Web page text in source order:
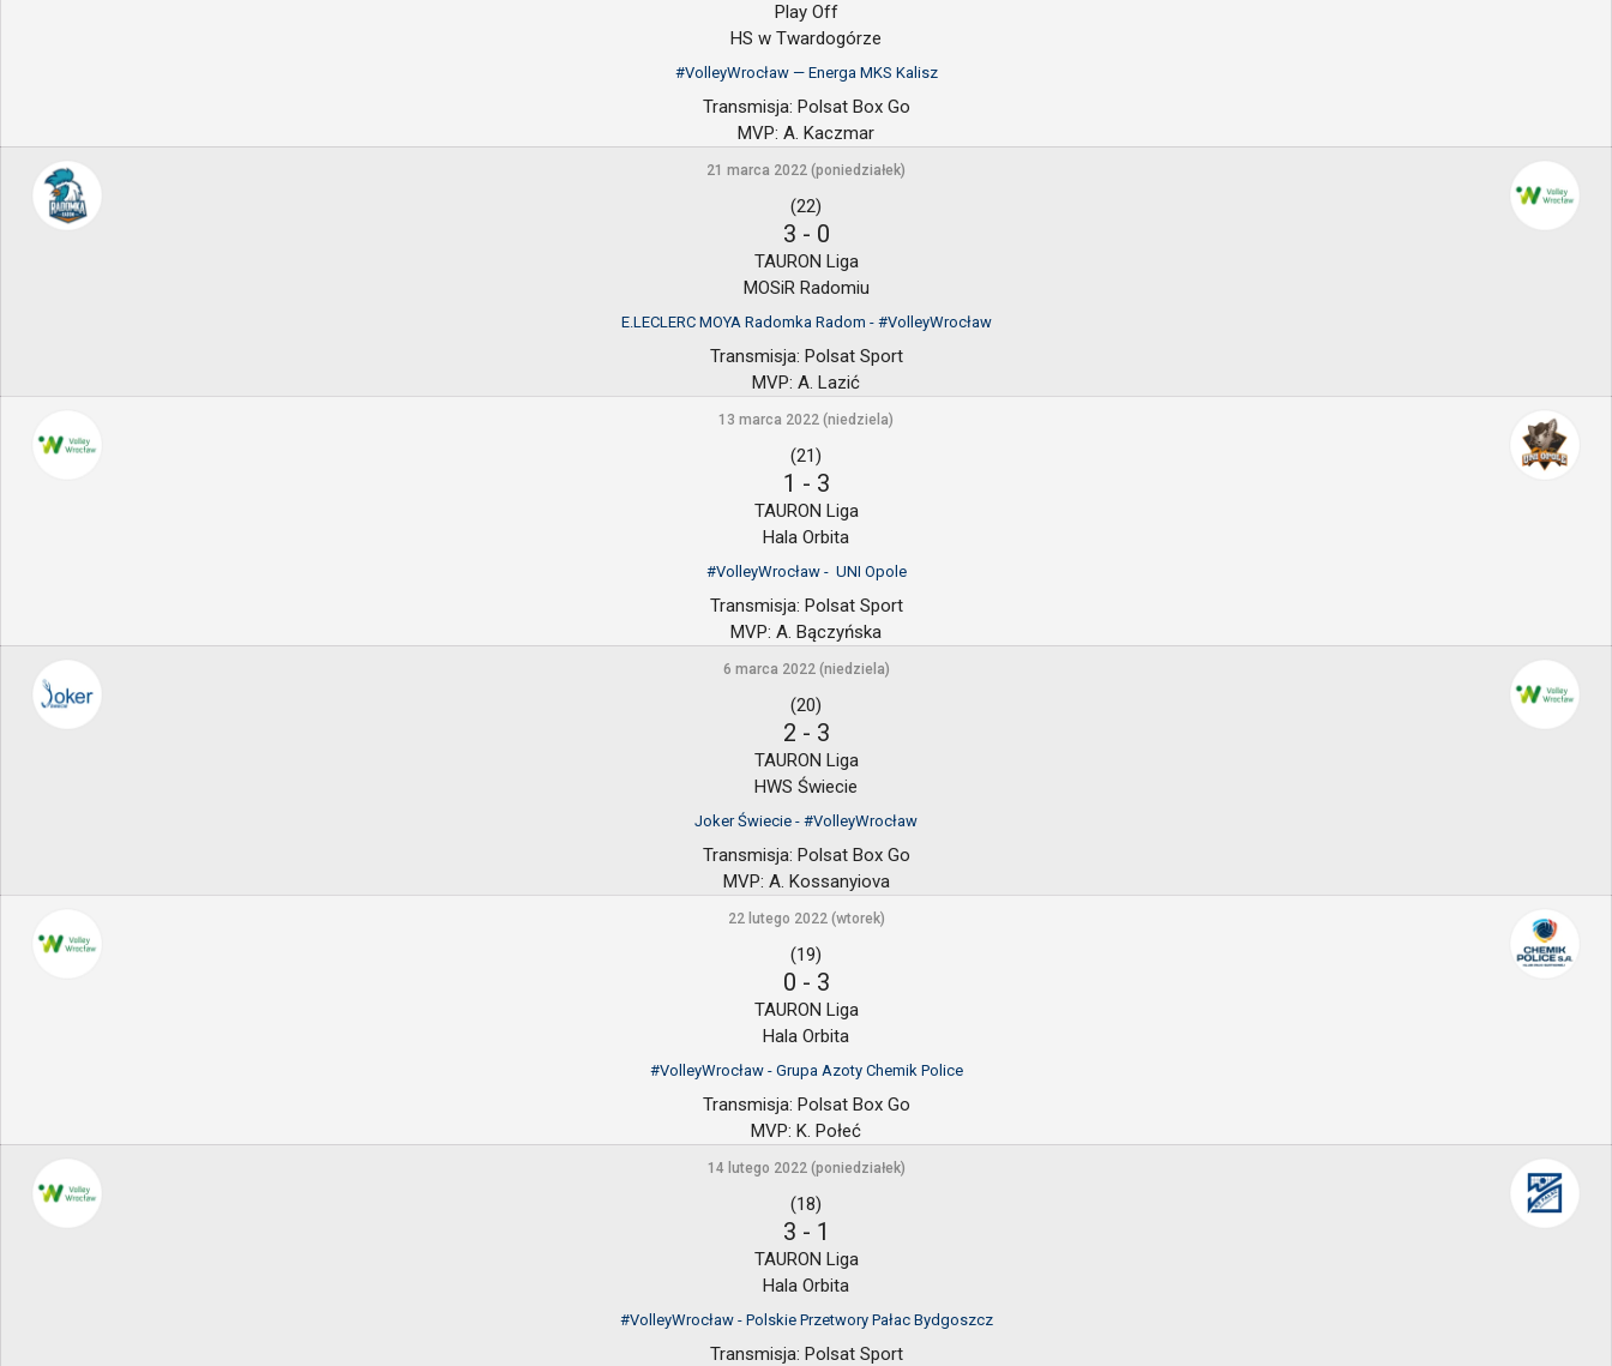
Play Off
HS w Twardogórze
#VolleyWrocław — Energa MKS Kalisz
Transmisja: Polsat Box Go
MVP: A. Kaczmar
21 marca 2022 (poniedziałek)
(22)
3 - 0
TAURON Liga
MOSiR Radomiu
E.LECLERC MOYA Radomka Radom - #VolleyWrocław
Transmisja: Polsat Sport
MVP: A. Lazić
13 marca 2022 (niedziela)
(21)
1 - 3
TAURON Liga
Hala Orbita
#VolleyWrocław - UNI Opole
Transmisja: Polsat Sport
MVP: A. Bączyńska
6 marca 2022 (niedziela)
(20)
2 - 3
TAURON Liga
HWS Świecie
Joker Świecie - #VolleyWrocław
Transmisja: Polsat Box Go
MVP: A. Kossanyiova
22 lutego 2022 (wtorek)
(19)
0 - 3
TAURON Liga
Hala Orbita
#VolleyWrocław - Grupa Azoty Chemik Police
Transmisja: Polsat Box Go
MVP: K. Połeć
14 lutego 2022 (poniedziałek)
(18)
3 - 1
TAURON Liga
Hala Orbita
#VolleyWrocław - Polskie Przetwory Pałac Bydgoszcz
Transmisja: Polsat Sport